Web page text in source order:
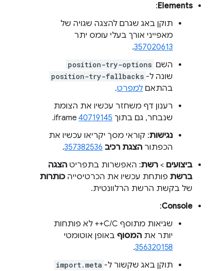
Elements
:
תוקן באג שגרם להצגה שגויה של
מאפייני אורך בעלי עומס יתר
357020613
.
השם position-try-options
שונה ל- position-try-fallbacks
בהתאם למפרט.
רענון דף משחזר עכשיו את הצומת
שנבחר, גם בתוך iframe 40719145
.
נגישות: קוראי מסך יקריאו עכשיו את
הכפתור הצגת רכיב 357382536
.
ביצועים > רשת: האפשרות בתפריט הצגה
ברשת פותחת עכשיו את הכרטיסייה כותרות
של בקשת הרשת הרלוונטית.
Console
:
שגיאות מתוסף C/C++ לא פותחות
יותר את המסוף באופן אוטומטי
356320158
.
תוקן באג שקשור ל- import.meta